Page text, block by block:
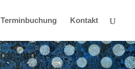
Terminbuchung Kontakt